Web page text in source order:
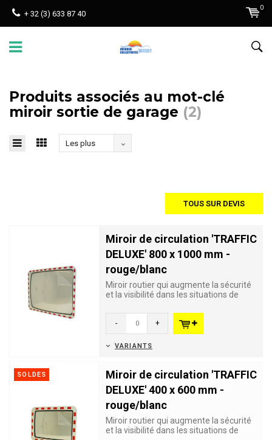
+ 32 (3) 633 87 40
0
Produits associés au mot-clé
miroir sortie de garage (2)
Les plus
TOUS SUR DEVIS
Miroir de circulation 'TRAFFIC
DELUXE' 800 x 1000 mm -
rouge/blanc
Miroir routier qui augmente la sécurité
et la visibilité dans les situations de
- +
VARIANTS
SOLDES
Miroir de circulation 'TRAFFIC
DELUXE' 400 x 600 mm -
rouge/blanc
Miroir routier qui augmente la sécurité
et la visibilité dans les situations de